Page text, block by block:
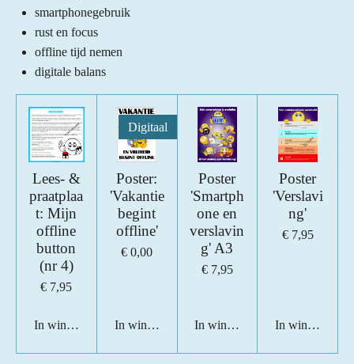
smartphonegebruik
rust en focus
offline tijd nemen
digitale balans
Lees- &
praatplaa
t: Mijn
offline
button
(nr 4)
€ 7,95
In winkelwagen
Digitaal
Poster:
'Vakantie
begint
offline'
€ 0,00
In winkelwagen
Poster
'Smartph
one en
verslavin
g' A3
€ 7,95
In winkelwagen
Poster
'Verslavi
ng'
€ 7,95
In